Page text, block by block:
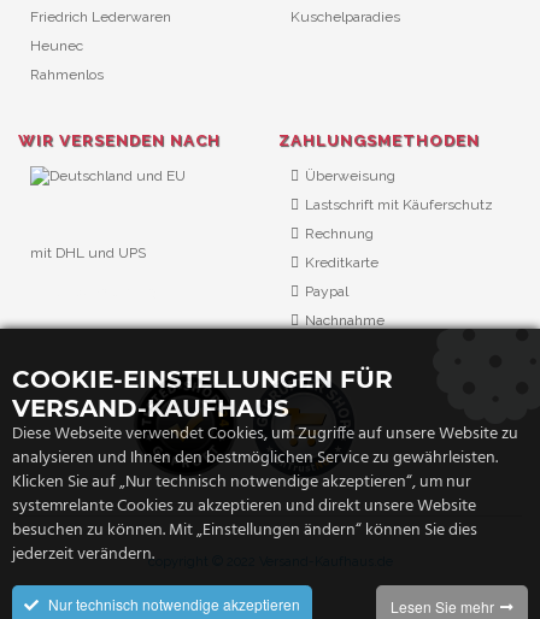
Friedrich Lederwaren
Heunec
Rahmenlos
Kuschelparadies
WIR VERSENDEN NACH
mit DHL und UPS
ZAHLUNGSMETHODEN
Überweisung
Lastschrift mit Käuferschutz
Rechnung
Kreditkarte
Paypal
Nachnahme
copyright © 2022 Versand-Kaufhaus.de
COOKIE-EINSTELLUNGEN FÜR
VERSAND-KAUFHAUS
Diese Webseite verwendet Cookies, um Zugriffe auf unsere Website zu
analysieren und Ihnen den bestmöglichen Service zu gewährleisten.
Klicken Sie auf „Nur technisch notwendige akzeptieren“, um nur
systemrelante Cookies zu akzeptieren und direkt unsere Website
besuchen zu können. Mit „Einstellungen ändern“ können Sie dies
jederzeit verändern.
Nur technisch notwendige akzeptieren Lesen Sie mehr